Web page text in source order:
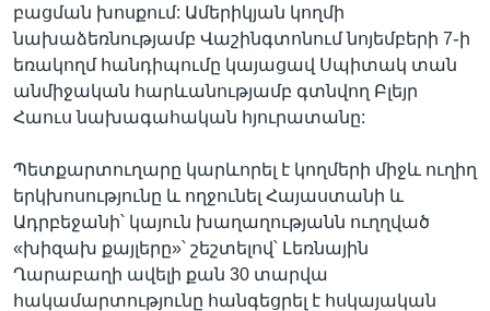
բացման խոսքում: Ամերիկյան կողմի
նախաձեռնությամբ Վաշինգտոնում նոյեմբերի 7֊ի
եռակողմ հանդիպումը կայացավ Սպիտակ տան
անմիջական հարևանությամբ գտնվող Բլեյր
Հաուս նախագահական հյուրատանը:
Պետքարտուղարը կարևորել է կողմերի միջև ուղիղ
երկխոսությունը և ողջունել Հայաստանի և
Ադրբեջանի՝ կայուն խաղաղությանն ուղղված
«խիզախ քայլերը»՝ շեշտելով՝ Լեռնային
Ղարաբաղի ավելի քան 30 տարվա
հակամարտությունը հանգեցրել է հսկայական